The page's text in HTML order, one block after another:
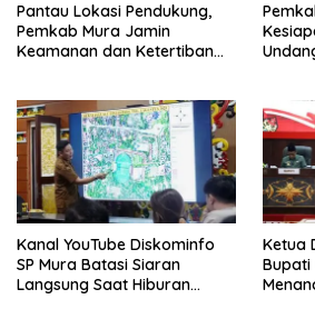
Pantau Lokasi Pendukung,
Pemkab Mura Jamin
Keamanan dan Ketertiban
Kanal YouTube Diskominfo
SP Mura Batasi Siaran
Langsung Saat Hiburan
Ketua
Bupati